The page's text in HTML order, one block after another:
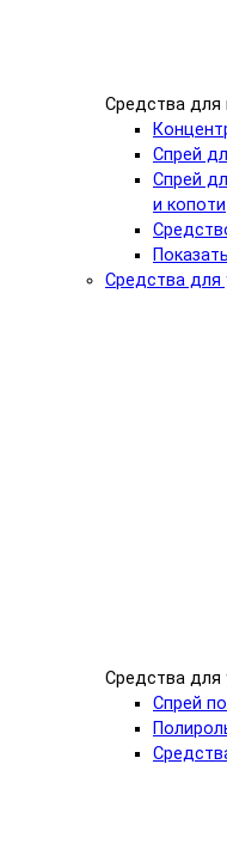
Средства для
Спрей
Спрей
и копоти
Средства для
Средства для
Спрей